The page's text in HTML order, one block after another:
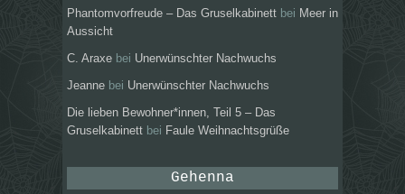
Phantomvorfreude – Das Gruselkabinett bei Meer in
Aussicht
C. Araxe bei Unerwünschter Nachwuchs
Jeanne bei Unerwünschter Nachwuchs
Die lieben Bewohner*innen, Teil 5 – Das
Gruselkabinett bei Faule Weihnachtsgrüße
Gehenna